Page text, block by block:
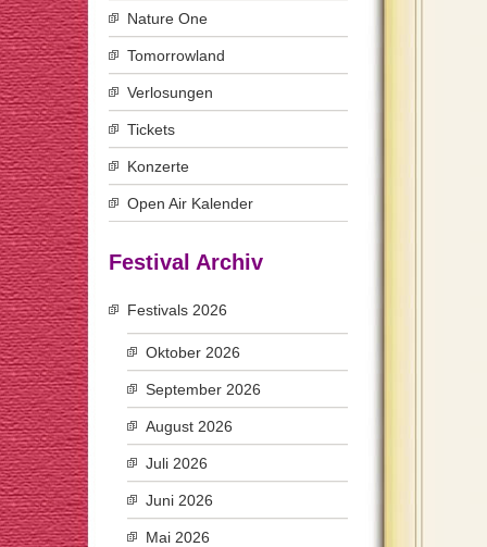
Nature One
Tomorrowland
Verlosungen
Tickets
Konzerte
Open Air Kalender
Festival Archiv
Festivals 2026
Oktober 2026
September 2026
August 2026
Juli 2026
Juni 2026
Mai 2026